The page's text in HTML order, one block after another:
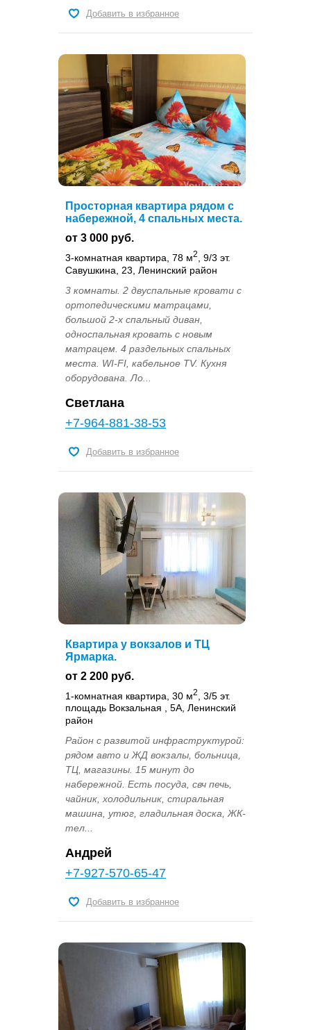
Добавить в избранное
Просторная квартира рядом с
набережной, 4 спальных места.
от 3 000 руб.
3-комнатная квартира, 78 м2
, 9/3 эт.
Савушкина, 23, Ленинский район
3 комнаты. 2 двуспальные кровати с
ортопедическими матрацами,
большой 2-х спальный диван,
односпальная кровать с новым
матрацем. 4 раздельных спальных
места. WI-FI, кабельное TV. Кухня
оборудована. Ло...
Светлана
+7-964-881-38-53
Добавить в избранное
Квартира у вокзалов и ТЦ
Ярмарка.
от 2 200 руб.
1-комнатная квартира, 30 м2
, 3/5 эт.
площадь Вокзальная , 5А, Ленинский
район
Район с развитой инфраструктурой:
рядом авто и ЖД вокзалы, больница,
ТЦ, магазины. 15 минут до
набережной. Есть посуда, свч печь,
чайник, холодильник, стиральная
машина, утюг, гладильная доска, ЖК-
тел...
Андрей
+7-927-570-65-47
Добавить в избранное